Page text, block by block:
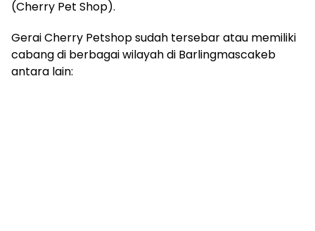
(Cherry Pet Shop).
Gerai Cherry Petshop sudah tersebar atau memiliki
cabang di berbagai wilayah di Barlingmascakeb
antara lain: